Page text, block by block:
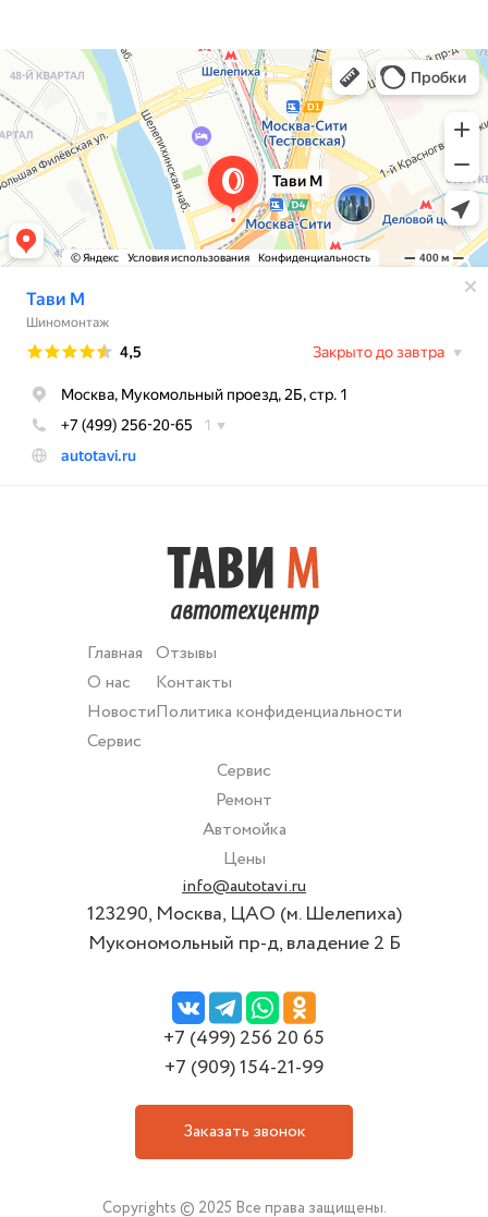
Тави М
Автосервис, автотехцентр в Москве
Автомойка в Москве
Главная
О нас
Новости
Сервис
Отзывы
Контакты
Политика конфиденциальности
Сервис
Ремонт
Автомойка
Цены
info@autotavi.ru
123290, Москва, ЦАО (м. Шелепиха)
Мукономольный пр-д, владение 2 Б
+7 (499) 256 20 65
+7 (909) 154-21-99
Заказать звонок
Copyrights © 2025 Все права защищены.